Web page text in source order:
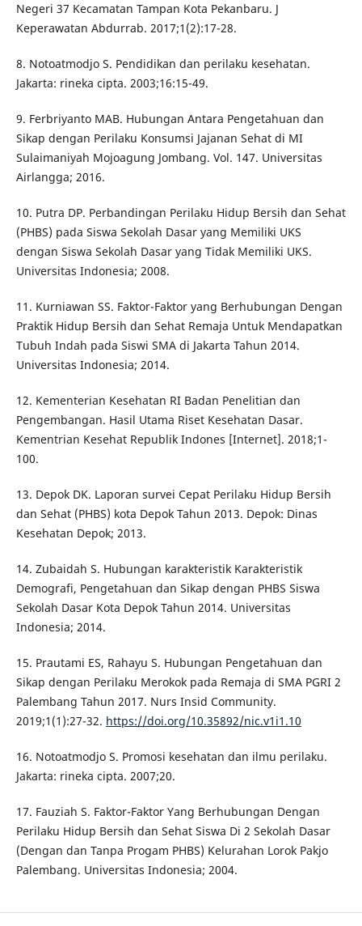
Negeri 37 Kecamatan Tampan Kota Pekanbaru. J
Keperawatan Abdurrab. 2017;1(2):17-28.
8. Notoatmodjo S. Pendidikan dan perilaku kesehatan.
Jakarta: rineka cipta. 2003;16:15-49.
9. Ferbriyanto MAB. Hubungan Antara Pengetahuan dan
Sikap dengan Perilaku Konsumsi Jajanan Sehat di MI
Sulaimaniyah Mojoagung Jombang. Vol. 147. Universitas
Airlangga; 2016.
10. Putra DP. Perbandingan Perilaku Hidup Bersih dan Sehat
(PHBS) pada Siswa Sekolah Dasar yang Memiliki UKS
dengan Siswa Sekolah Dasar yang Tidak Memiliki UKS.
Universitas Indonesia; 2008.
11. Kurniawan SS. Faktor-Faktor yang Berhubungan Dengan
Praktik Hidup Bersih dan Sehat Remaja Untuk Mendapatkan
Tubuh Indah pada Siswi SMA di Jakarta Tahun 2014.
Universitas Indonesia; 2014.
12. Kementerian Kesehatan RI Badan Penelitian dan
Pengembangan. Hasil Utama Riset Kesehatan Dasar.
Kementrian Kesehat Republik Indones [Internet]. 2018;1-
100.
13. Depok DK. Laporan survei Cepat Perilaku Hidup Bersih
dan Sehat (PHBS) kota Depok Tahun 2013. Depok: Dinas
Kesehatan Depok; 2013.
14. Zubaidah S. Hubungan karakteristik Karakteristik
Demografi, Pengetahuan dan Sikap dengan PHBS Siswa
Sekolah Dasar Kota Depok Tahun 2014. Universitas
Indonesia; 2014.
15. Prautami ES, Rahayu S. Hubungan Pengetahuan dan
Sikap dengan Perilaku Merokok pada Remaja di SMA PGRI 2
Palembang Tahun 2017. Nurs Insid Community.
2019;1(1):27-32. https://doi.org/10.35892/nic.v1i1.10
16. Notoatmodjo S. Promosi kesehatan dan ilmu perilaku.
Jakarta: rineka cipta. 2007;20.
17. Fauziah S. Faktor-Faktor Yang Berhubungan Dengan
Perilaku Hidup Bersih dan Sehat Siswa Di 2 Sekolah Dasar
(Dengan dan Tanpa Progam PHBS) Kelurahan Lorok Pakjo
Palembang. Universitas Indonesia; 2004.